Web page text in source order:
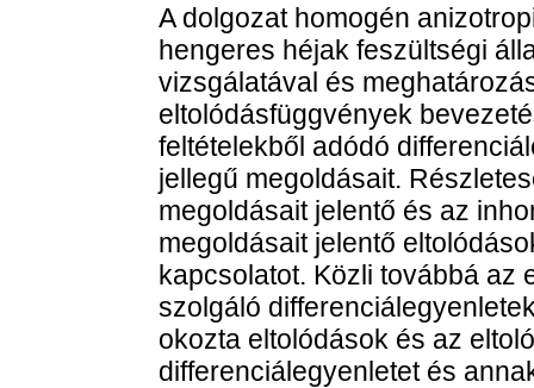
A dolgozat homogén
hengeres héjak feszültségi
vizsgálatával és
eltolódásfüggvények
feltételekből adódó
jellegű megoldásait.
megoldásait jelentő és az
megoldásait jelentő
kapcsolatot. Közli továbbá az
szolgáló
okozta eltolódások és az
differenciálegyenletet és